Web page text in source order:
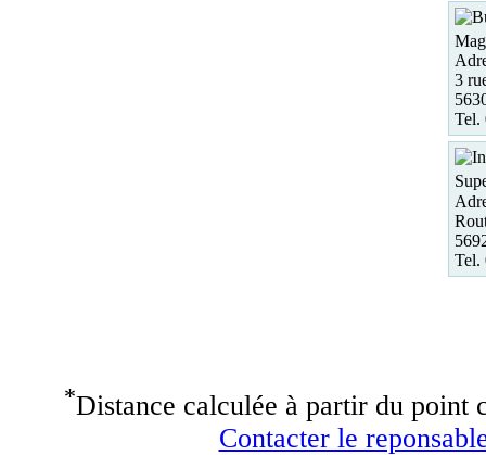
3
Tel.
Tel.
*Distance calculée à partir du point
Contacter le